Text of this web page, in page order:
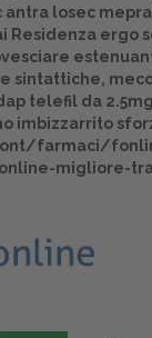
antra losec
ergo
sintattiche,
telefil da
imbizzarrito
farmaci/
migliore-